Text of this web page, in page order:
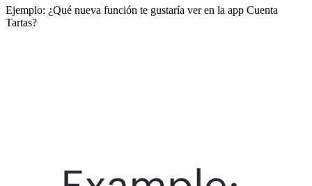
Ejemplo: ¿Qué nueva función te gustaría ver en la app Cuenta
Tartas?